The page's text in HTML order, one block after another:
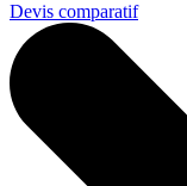
Devis comparatif